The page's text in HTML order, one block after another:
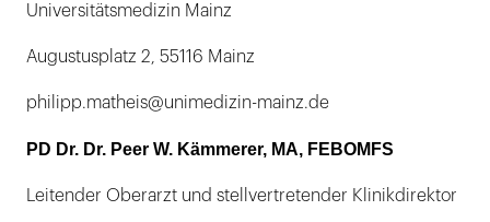
Universitätsmedizin Mainz
Augustusplatz 2, 55116 Mainz
philipp.matheis@unimedizin-mainz.de
PD Dr. Dr. Peer W. Kämmerer, MA, FEBOMFS
Leitender Oberarzt und stellvertretender Klinikdirektor